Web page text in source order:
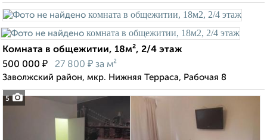
5
Комната в общежитии, 18м², 2/4 этаж
500 000 ₽ 27 800 ₽ за м²
Заволжский район, мкр. Нижняя Терраса, Рабочая 8